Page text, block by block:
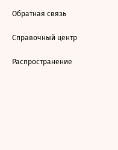
Обратная связь
Справочный центр
Распространение